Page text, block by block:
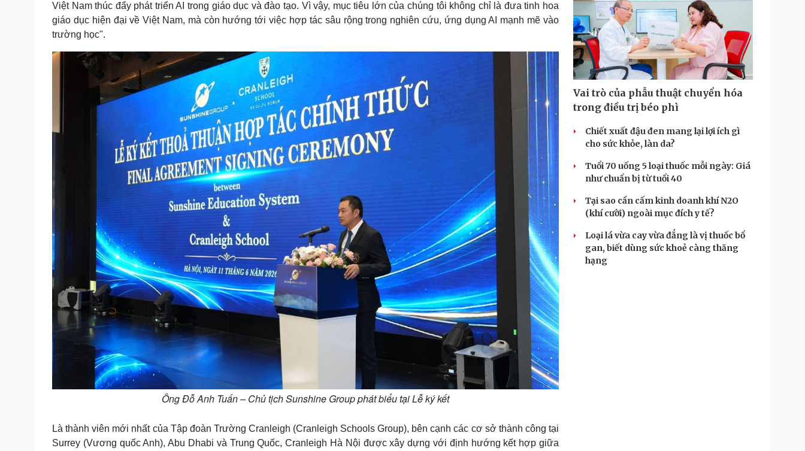
Việt Nam thúc đẩy phát triển AI trong giáo dục và đào tạo. Vì vậy, mục tiêu lớn của chúng tôi không chỉ là đưa tinh hoa
giáo dục hiện đại về Việt Nam, mà còn hướng tới việc hợp tác sâu rộng trong nghiên cứu, ứng dụng AI mạnh mẽ vào
trường học".
Ông Đỗ Anh Tuấn – Chủ tịch Sunshine Group phát biểu tại Lễ ký kết
Là thành viên mới nhất của Tập đoàn Trường Cranleigh (Cranleigh Schools Group), bên cạnh các cơ sở thành công tại
Surrey (Vương quốc Anh), Abu Dhabi và Trung Quốc, Cranleigh Hà Nội được xây dựng với định hướng kết hợp giữa
Vai trò của phẫu thuật chuyển hóa
trong điều trị béo phì
Chiết xuất đậu đen mang lại lợi ích gì
cho sức khỏe, làn da?
Tuổi 70 uống 5 loại thuốc mỗi ngày: Giá
như chuẩn bị từ tuổi 40
Tại sao cần cấm kinh doanh khí N2O
(khí cười) ngoài mục đích y tế?
Loại lá vừa cay vừa đắng là vị thuốc bổ
gan, biết dùng sức khoẻ càng thăng
hạng